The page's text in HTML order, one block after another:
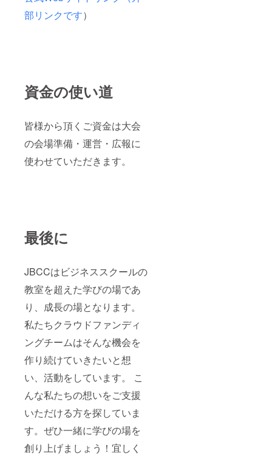
部リンクです）
資金の使い道
皆様から頂くご資金は大会
の会場準備・運営・広報に
使わせていただきます。
最後に
JBCCはビジネススクールの
教室を超えた学びの場であ
り、成長の場となります。
私たちクラウドファンディ
ングチームはそんな機会を
作り続けていきたいと想
い、活動をしています。 こ
んな私たちの想いをご支援
いただける方を探していま
す。ぜひ一緒に学びの場を
創り上げましょう！宜しく